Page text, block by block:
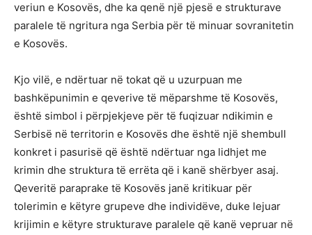
veriun e Kosovës, dhe ka qenë një pjesë e strukturave
paralele të ngritura nga Serbia për të minuar sovranitetin
e Kosovës.
Kjo vilë, e ndërtuar në tokat që u uzurpuan me
bashkëpunimin e qeverive të mëparshme të Kosovës,
është simbol i përpjekjeve për të fuqizuar ndikimin e
Serbisë në territorin e Kosovës dhe është një shembull
konkret i pasurisë që është ndërtuar nga lidhjet me
krimin dhe struktura të errëta që i kanë shërbyer asaj.
Qeveritë paraprake të Kosovës janë kritikuar për
tolerimin e këtyre grupeve dhe individëve, duke lejuar
krijimin e këtyre strukturave paralele që kanë vepruar në